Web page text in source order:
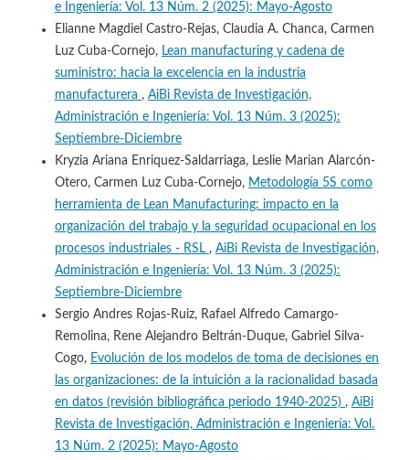
e Ingeniería: Vol. 13 Núm. 2 (2025): Mayo-Agosto
Elianne Magdiel Castro-Rejas, Claudia A. Chanca, Carmen
Luz Cuba-Cornejo, Lean manufacturing y cadena de
suministro: hacia la excelencia en la industria
manufacturera , AiBi Revista de Investigación,
Administración e Ingeniería: Vol. 13 Núm. 3 (2025):
Septiembre-Diciembre
Kryzia Ariana Enriquez-Saldarriaga, Leslie Marian Alarcón-
Otero, Carmen Luz Cuba-Cornejo, Metodología 5S como
herramienta de Lean Manufacturing: impacto en la
organización del trabajo y la seguridad ocupacional en los
procesos industriales - RSL , AiBi Revista de Investigación,
Administración e Ingeniería: Vol. 13 Núm. 3 (2025):
Septiembre-Diciembre
Sergio Andres Rojas-Ruiz, Rafael Alfredo Camargo-
Remolina, Rene Alejandro Beltrán-Duque, Gabriel Silva-
Cogo, Evolución de los modelos de toma de decisiones en
las organizaciones: de la intuición a la racionalidad basada
en datos (revisión bibliográfica periodo 1940-2025) , AiBi
Revista de Investigación, Administración e Ingeniería: Vol.
13 Núm. 2 (2025): Mayo-Agosto